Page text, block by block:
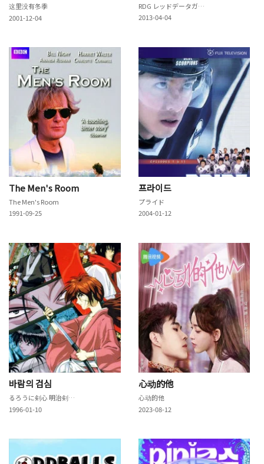
这里没有冬季
2001-12-04
RDG レッドデータガール
2013-04-04
The Men's Room
The Men's Room
1991-09-25
프라이드
プライド
2004-01-12
바람의 검심
るろうに剣心 明治剣客浪漫譚
1996-01-10
心动的他
心动的他
2023-08-12